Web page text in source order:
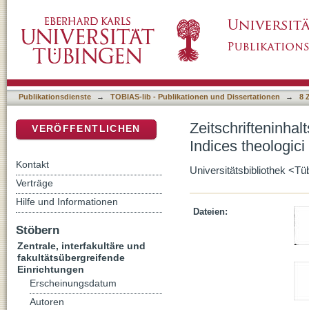
Publikationsdienste → TOBIAS-lib - Publikationen und Dissertationen → 8
Indices theologici
Universitätsbibliothek
Dateien:
VERÖFFENTLICHEN
Kontakt
Verträge
Hilfe und Informationen
Stöbern
Zentrale, interfakultäre und
fakultätsübergreifende
Einrichtungen
Erscheinungsdatum
Autoren